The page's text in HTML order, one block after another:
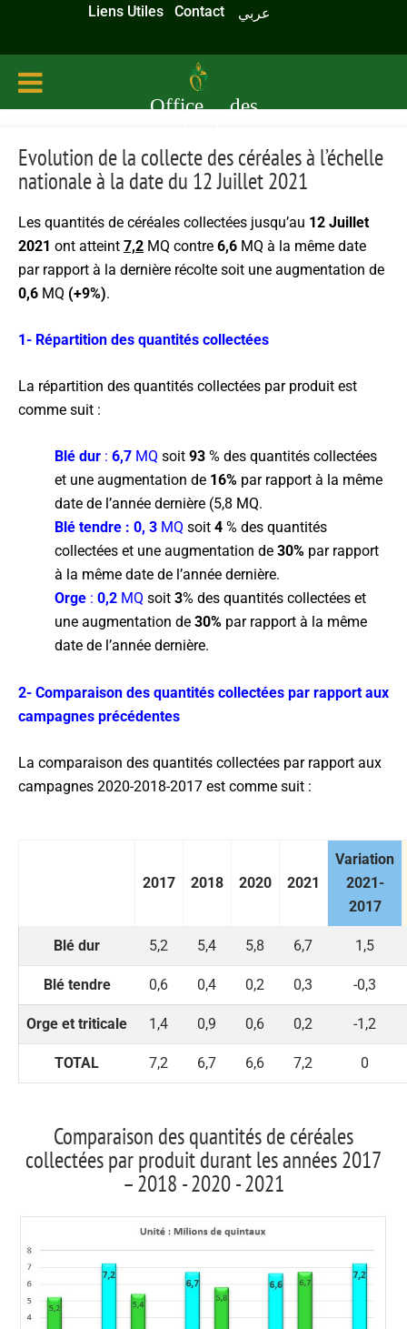
Liens Utiles Contact عربي
Office des
Evolution de la collecte des céréales à l’échelle
nationale à la date du 12 Juillet 2021
Les quantités de céréales collectées jusqu’au 12 Juillet
2021 ont atteint 7,2 MQ contre 6,6 MQ à la même date
par rapport à la dernière récolte soit une augmentation de
0,6 MQ (+9%).
1- Répartition des quantités collectées
La répartition des quantités collectées par produit est
comme suit :
Blé dur : 6,7 MQ soit 93 % des quantités collectées
et une augmentation de 16% par rapport à la même
date de l’année dernière (5,8 MQ.
Blé tendre : 0, 3 MQ soit 4 % des quantités
collectées et une augmentation de 30% par rapport
à la même date de l’année dernière.
Orge : 0,2 MQ soit 3% des quantités collectées et
une augmentation de 30% par rapport à la même
date de l’année dernière.
2- Comparaison des quantités collectées par rapport aux
campagnes précédentes
La comparaison des quantités collectées par rapport aux
campagnes 2020-2018-2017 est comme suit :
2017 2018 2020 2021
Variation
2021-
2017
Blé dur 5,2 5,4 5,8 6,7 1,5
Blé tendre 0,6 0,4 0,2 0,3 -0,3
Orge et triticale 1,4 0,9 0,6 0,2 -1,2
TOTAL 7,2 6,7 6,6 7,2 0
Comparaison des quantités de céréales
collectées par produit durant les années 2017
– 2018 - 2020 - 2021